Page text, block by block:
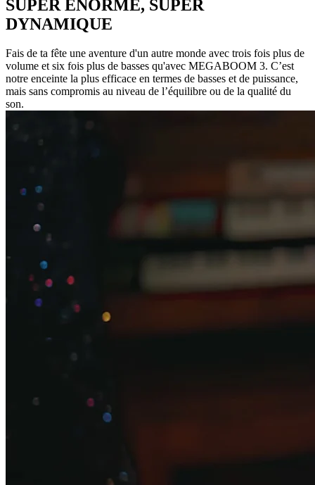
SUPER ÉNORME, SUPER
DYNAMIQUE
Fais de ta fête une aventure d'un autre monde avec trois fois plus de
volume et six fois plus de basses qu'avec MEGABOOM 3. C’est
notre enceinte la plus efficace en termes de basses et de puissance,
mais sans compromis au niveau de l’équilibre ou de la qualité du
son.